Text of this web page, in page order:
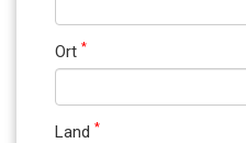
Ort *
Land *